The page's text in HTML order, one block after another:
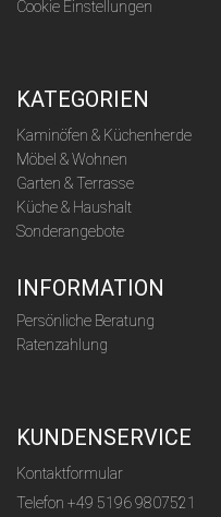
Cookie Einstellungen
KATEGORIEN
Kaminöfen & Küchenherde
Möbel & Wohnen
Garten & Terrasse
Küche & Haushalt
Sonderangebote
INFORMATION
Persönliche Beratung
Ratenzahlung
KUNDENSERVICE
Kontaktformular
Telefon +49 5196 9807521